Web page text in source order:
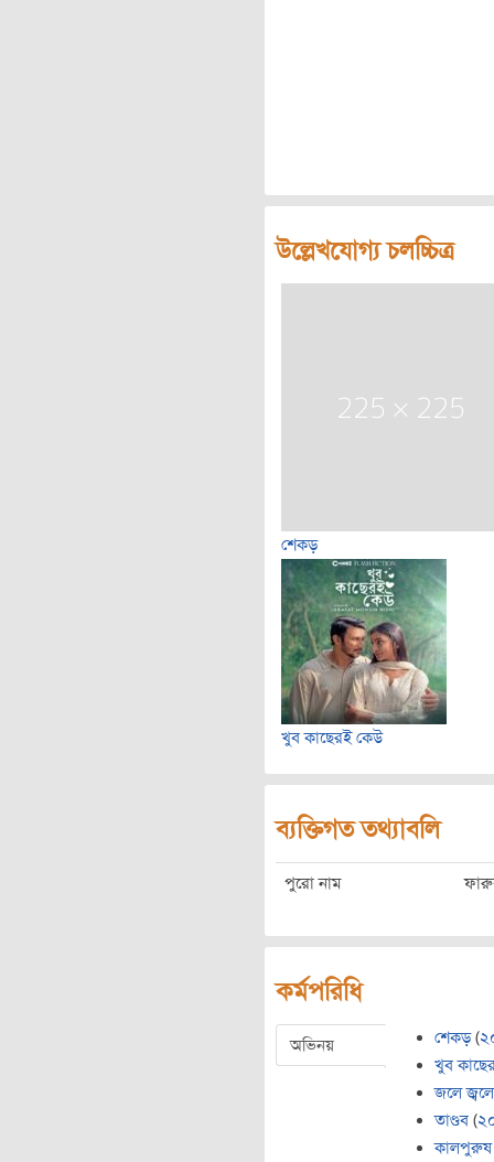
উল্লেখযোগ্য চলচ্চিত্র
শেকড়
খুব কাছেরই কেউ
ব্যক্তিগত তথ্যাবলি
পুরো নাম
কর্মপরিধি
অভিনয় শেকড়(
খুব
জলে
তাণ্ডব (
কালপুরুষ